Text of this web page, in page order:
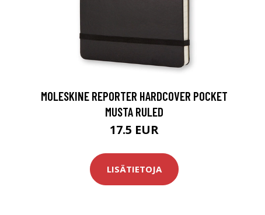
MOLESKINE REPORTER HARDCOVER POCKET
MUSTA RULED
17.5 EUR
LISÄTIETOJA